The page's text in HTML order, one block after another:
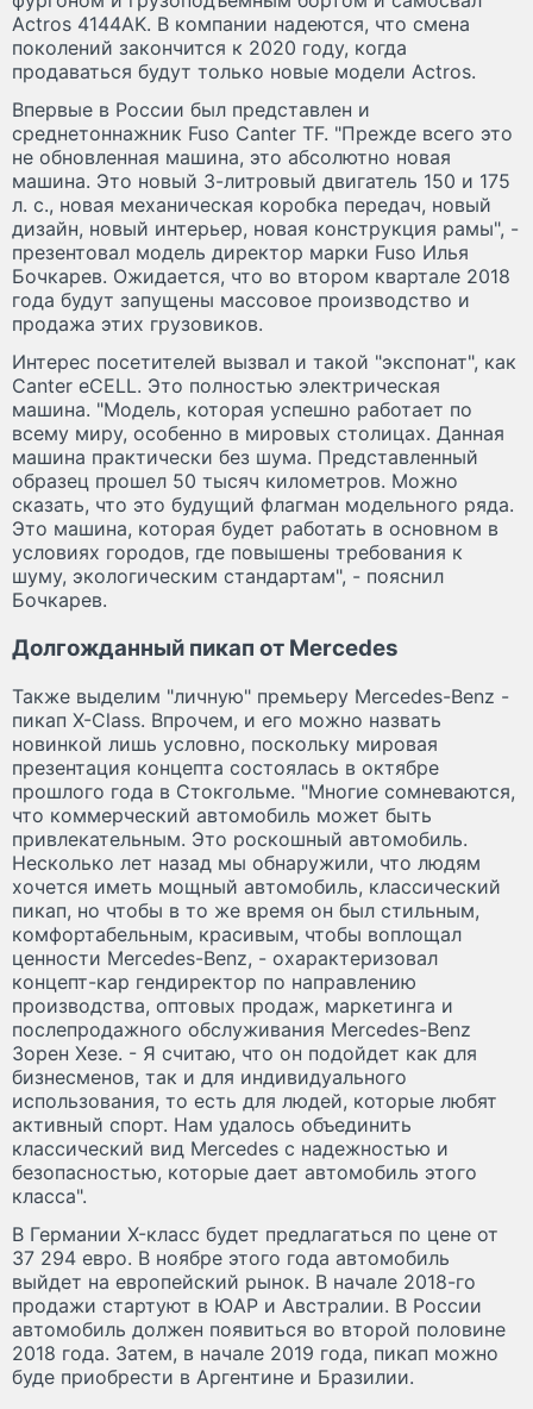
Actros 4144AK. В компании надеются, что смена
поколений закончится к 2020 году, когда
продаваться будут только новые модели Actros.
Впервые в России был представлен и
среднетоннажник Fuso Canter TF. "Прежде всего это
не обновленная машина, это абсолютно новая
машина. Это новый 3-литровый двигатель 150 и 175
л. с., новая механическая коробка передач, новый
дизайн, новый интерьер, новая конструкция рамы", -
презентовал модель директор марки Fuso Илья
Бочкарев. Ожидается, что во втором квартале 2018
года будут запущены массовое производство и
продажа этих грузовиков.
Интерес посетителей вызвал и такой "экспонат", как
Canter eCELL. Это полностью электрическая
машина. "Модель, которая успешно работает по
всему миру, особенно в мировых столицах. Данная
машина практически без шума. Представленный
образец прошел 50 тысяч километров. Можно
сказать, что это будущий флагман модельного ряда.
Это машина, которая будет работать в основном в
условиях городов, где повышены требования к
шуму, экологическим стандартам", - пояснил
Бочкарев.
Долгожданный пикап от Mercedes
Также выделим "личную" премьеру Mercedes-Benz -
пикап X-Class. Впрочем, и его можно назвать
новинкой лишь условно, поскольку мировая
презентация концепта состоялась в октябре
прошлого года в Стокгольме. "Многие сомневаются,
что коммерческий автомобиль может быть
привлекательным. Это роскошный автомобиль.
Несколько лет назад мы обнаружили, что людям
хочется иметь мощный автомобиль, классический
пикап, но чтобы в то же время он был стильным,
комфортабельным, красивым, чтобы воплощал
ценности Mercedes-Benz, - охарактеризовал
концепт-кар гендиректор по направлению
производства, оптовых продаж, маркетинга и
послепродажного обслуживания Mercedes-Benz
Зорен Хезе. - Я считаю, что он подойдет как для
бизнесменов, так и для индивидуального
использования, то есть для людей, которые любят
активный спорт. Нам удалось объединить
классический вид Mercedes с надежностью и
безопасностью, которые дает автомобиль этого
класса".
В Германии X-класс будет предлагаться по цене от
37 294 евро. В ноябре этого года автомобиль
выйдет на европейский рынок. В начале 2018-го
продажи стартуют в ЮАР и Австралии. В России
автомобиль должен появиться во второй половине
2018 года. Затем, в начале 2019 года, пикап можно
буде приобрести в Аргентине и Бразилии.